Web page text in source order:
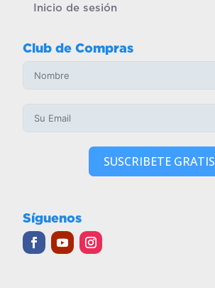
Inicio de sesión
Club de Compras
SUSCRIBETE GRATIS
Síguenos